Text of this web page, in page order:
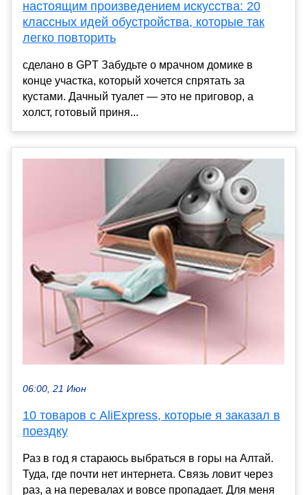
настоящим произведением искусства: 20
классных идей обустройства, которые так
легко повторить
сделано в GPT Забудьте о мрачном домике в
конце участка, который хочется спрятать за
кустами. Дачный туалет — это не приговор, а
холст, готовый приня...
06:00, 21 Июн
10 товаров с AliExpress, которые я заказал в
поездку
Раз в год я стараюсь выбраться в горы на Алтай.
Туда, где почти нет интернета. Связь ловит через
раз, а на перевалах и вовсе пропадает. Для меня